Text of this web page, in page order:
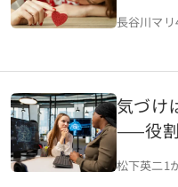
長谷川マリ
気づけ
——役割
的プロ
松下英二1